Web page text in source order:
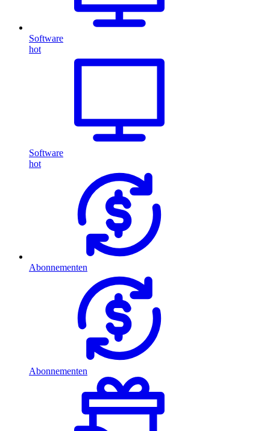
Software
hot
Software
hot
Abonnementen
Abonnementen